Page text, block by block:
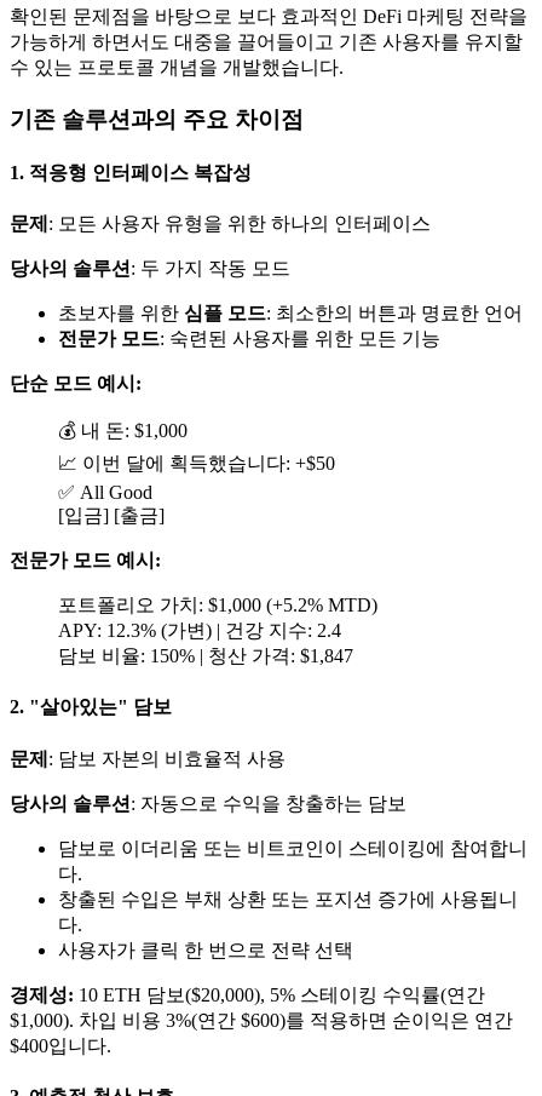
확인된 문제점을 바탕으로 보다 효과적인 DeFi 마케팅 전략을
가능하게 하면서도 대중을 끌어들이고 기존 사용자를 유지할
수 있는 프로토콜 개념을 개발했습니다.
기존 솔루션과의 주요 차이점
1. 적응형 인터페이스 복잡성
문제 : 모든 사용자 유형을 위한 하나의 인터페이스
당사의 솔루션 : 두 가지 작동 모드
초보자를 위한 심플 모드: 최소한의 버튼과 명료한 언어
전문가 모드: 숙련된 사용자를 위한 모든 기능
단순 모드 예시:
💰 내 돈: $1,000
📈 이번 달에 획득했습니다: +$50
✅ All Good
[입금] [출금]
전문가 모드 예시:
포트폴리오 가치: $1,000 (+5.2% MTD)
APY: 12.3% (가변) | 건강 지수: 2.4
담보 비율: 150% | 청산 가격: $1,847
2. "살아있는" 담보
문제 : 담보 자본의 비효율적 사용
당사의 솔루션 : 자동으로 수익을 창출하는 담보
담보로 이더리움 또는 비트코인이 스테이킹에 참여합니
다.
창출된 수입은 부채 상환 또는 포지션 증가에 사용됩니
다.
사용자가 클릭 한 번으로 전략 선택
경제성: 10 ETH 담보($20,000), 5% 스테이킹 수익률(연간
$1,000). 차입 비용 3%(연간 $600)를 적용하면 순이익은 연간
$400입니다.